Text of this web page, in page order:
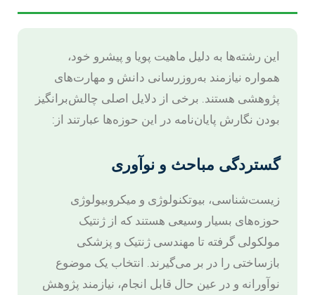
این رشته‌ها به دلیل ماهیت پویا و پیشرو خود،
همواره نیازمند به‌روزرسانی دانش و مهارت‌های
پژوهشی هستند. برخی از دلایل اصلی چالش‌برانگیز
بودن نگارش پایان‌نامه در این حوزه‌ها عبارتند از:
گستردگی مباحث و نوآوری
زیست‌شناسی، بیوتکنولوژی و میکروبیولوژی
حوزه‌های بسیار وسیعی هستند که از ژنتیک
مولکولی گرفته تا مهندسی ژنتیک و پزشکی
بازساختی را در بر می‌گیرند. انتخاب یک موضوع
نوآورانه و در عین حال قابل انجام، نیازمند پژوهش